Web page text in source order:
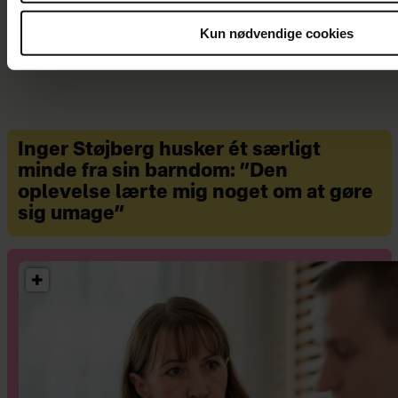
Kun nødvendige cookies
Inger Støjberg husker ét særligt
minde fra sin barndom: ”Den
oplevelse lærte mig noget om at gøre
sig umage”